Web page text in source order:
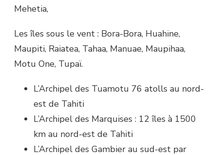
Mehetia,
Les îles sous le vent : Bora-Bora, Huahine,
Maupiti, Raiatea, Tahaa, Manuae, Maupihaa,
Motu One, Tupaï.
L’Archipel des Tuamotu 76 atolls au nord-
est de Tahiti
L’Archipel des Marquises : 12 îles à 1500
km au nord-est de Tahiti
L’Archipel des Gambier au sud-est par